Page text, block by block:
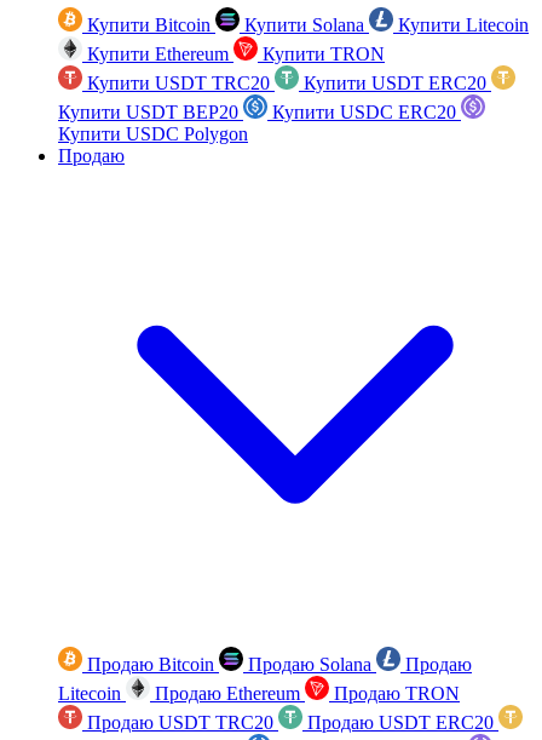
Купити Bitcoin Купити Solana
Купити Litecoin
Купити Ethereum
Купити TRON
Купити USDT TRC20
Купити USDT ERC20
Купити USDT BEP20
Купити USDC ERC20
Купити USDC Polygon
Продаю
Продаю Bitcoin Продаю Solana
Продаю
Litecoin
Продаю Ethereum
Продаю TRON
Продаю USDT TRC20
Продаю USDT ERC20